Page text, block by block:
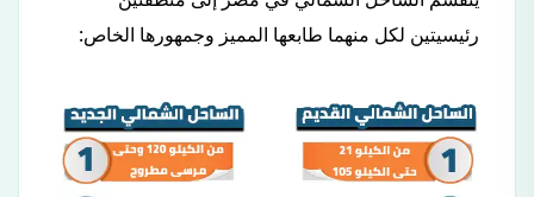
رئيسيتين لكل منهما طابعها المميز وجمهورها الخاص: